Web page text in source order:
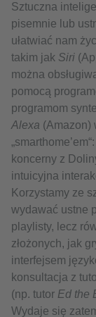
Sztuczna
pisemnie lub
ułatwiać nam
takim jak Siri
można
pomocą
programom
Alexa (Amazon)
koncerny z
intuicyjna
Korzystamy ze
wydawać ustne
playlisty, lecz
złożonych, jak
interfejsem
konsultacja z
(np. tutor Ed the
Wydaje się